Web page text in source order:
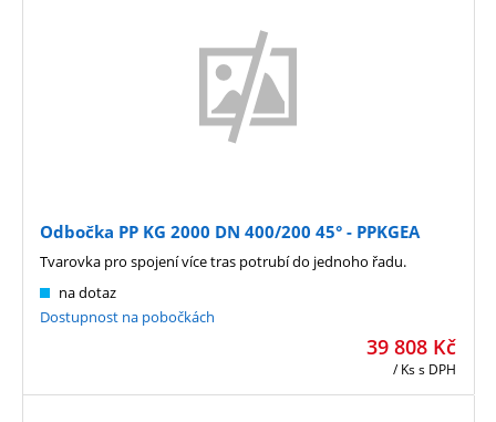
Odbočka PP KG 2000 DN 400/200 45° - PPKGEA
39 808 Kč
/ Kss DPH
na dotaz
Dostupnost na pobočkách
Tvarovka pro spojení více tras potrubí do jednoho řadu.